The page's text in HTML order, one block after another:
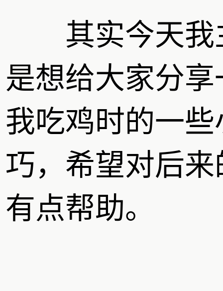
其实今天我
是想给大家分享
我吃鸡时的一些
巧，希望对后来
有点帮助。